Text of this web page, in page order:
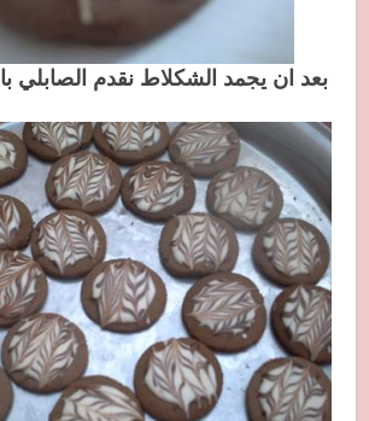
بعد ان يجمد الشكلاط نقدم الصابلي